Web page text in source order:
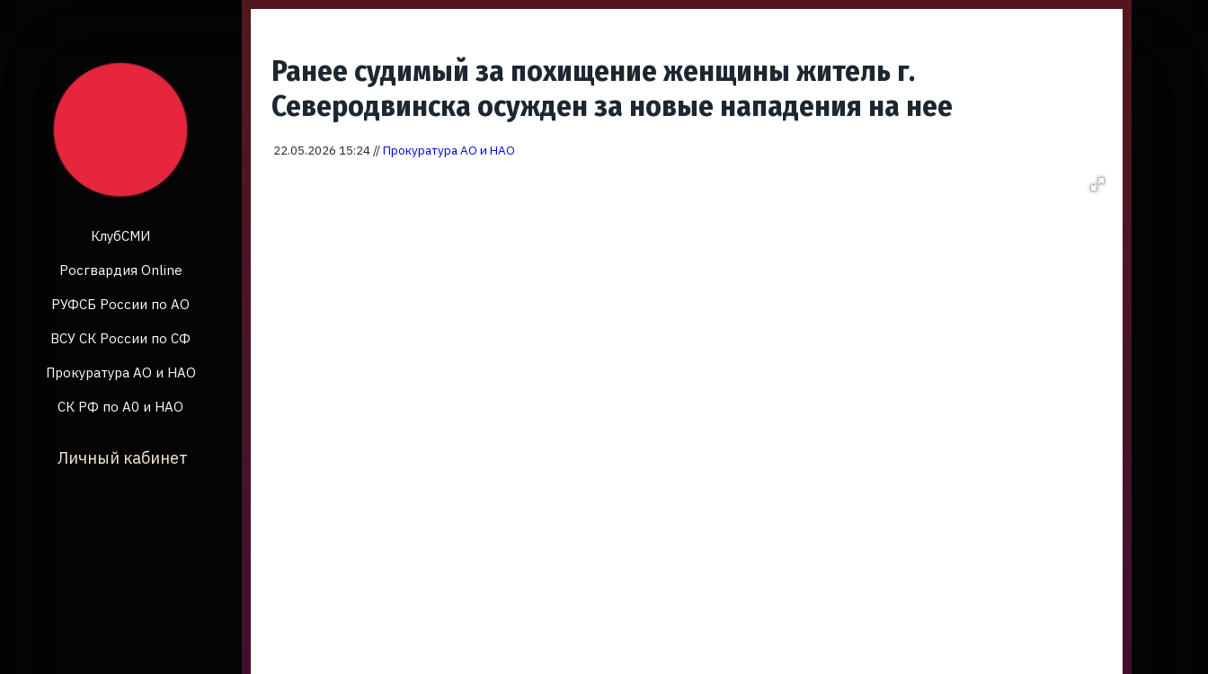
КлубСМИ
Росгвардия Online
РУФСБ России по АО
ВСУ СК России по СФ
Прокуратура АО и НАО
СК РФ по А0 и НАО
Личный кабинет
Ранее судимый за похищение женщины житель г.
Северодвинска осужден за новые нападения на нее
22.05.2026 15:24 //Прокуратура АО и НАО